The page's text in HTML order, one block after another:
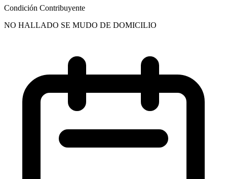
Condición Contribuyente
NO HALLADO SE MUDO DE DOMICILIO